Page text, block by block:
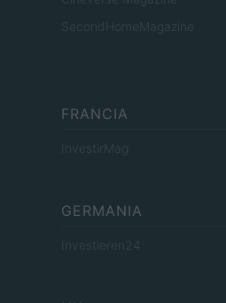
SecondHomeMagazine
FRANCIA
InvestirMag
GERMANIA
Investieren24